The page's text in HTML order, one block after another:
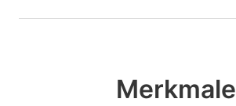
Merkmale